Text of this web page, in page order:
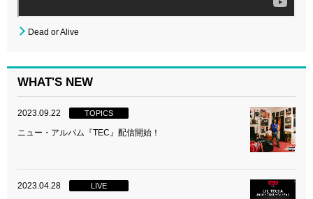
WHAT'S NEW
2023.09.22 TOPICS
ニュー・アルバム『TEC』配信開始！
2023.04.28 LIVE
Dead or Alive